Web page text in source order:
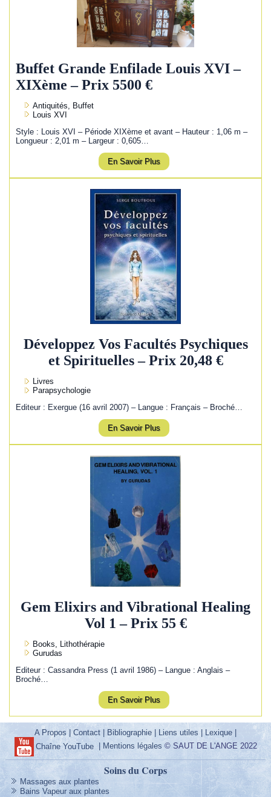
Buffet Grande Enfilade Louis XVI –
XIXème – Prix 5500 €
Antiquités, Buffet
Louis XVI
Style : Louis XVI – Période XIXème et avant – Hauteur : 1,06 m –
Longueur : 2,01 m – Largeur : 0,605…
En Savoir Plus
Développez Vos Facultés Psychiques
et Spirituelles – Prix 20,48 €
Livres
Parapsychologie
Editeur : Exergue (16 avril 2007) – Langue : Français – Broché…
En Savoir Plus
Gem Elixirs and Vibrational Healing
Vol 1 – Prix 55 €
Books, Lithothérapie
Gurudas
Editeur : Cassandra Press (1 avril 1986) – Langue : Anglais –
Broché…
En Savoir Plus
A Propos |Contact | Bibliographie | Liens utiles| Lexique |
Chaîne YouTube| Mentions légales © SAUT DE L'ANGE 2022
Soins du Corps
Massages aux plantes
Bains Vapeur aux plantes